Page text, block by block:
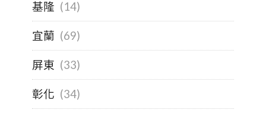
基隆 (14)
宜蘭 (69)
屏東 (33)
彰化 (34)